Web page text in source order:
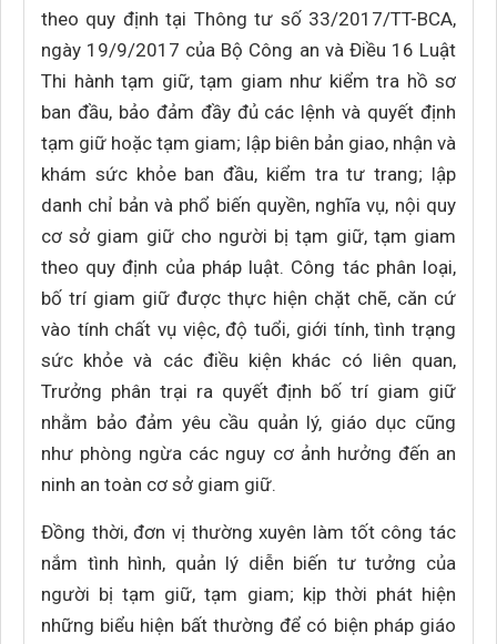
theo quy định tại Thông tư số 33/2017/TT-BCA,
ngày 19/9/2017 của Bộ Công an và Điều 16 Luật
Thi hành tạm giữ, tạm giam như kiểm tra hồ sơ
ban đầu, bảo đảm đầy đủ các lệnh và quyết định
tạm giữ hoặc tạm giam; lập biên bản giao, nhận và
khám sức khỏe ban đầu, kiểm tra tư trang; lập
danh chỉ bản và phổ biến quyền, nghĩa vụ, nội quy
cơ sở giam giữ cho người bị tạm giữ, tạm giam
theo quy định của pháp luật. Công tác phân loại,
bố trí giam giữ được thực hiện chặt chẽ, căn cứ
vào tính chất vụ việc, độ tuổi, giới tính, tình trạng
sức khỏe và các điều kiện khác có liên quan,
Trưởng phân trại ra quyết định bố trí giam giữ
nhằm bảo đảm yêu cầu quản lý, giáo dục cũng
như phòng ngừa các nguy cơ ảnh hưởng đến an
ninh an toàn cơ sở giam giữ.
Đồng thời, đơn vị thường xuyên làm tốt công tác
nắm tình hình, quản lý diễn biến tư tưởng của
người bị tạm giữ, tạm giam; kịp thời phát hiện
những biểu hiện bất thường để có biện pháp giáo